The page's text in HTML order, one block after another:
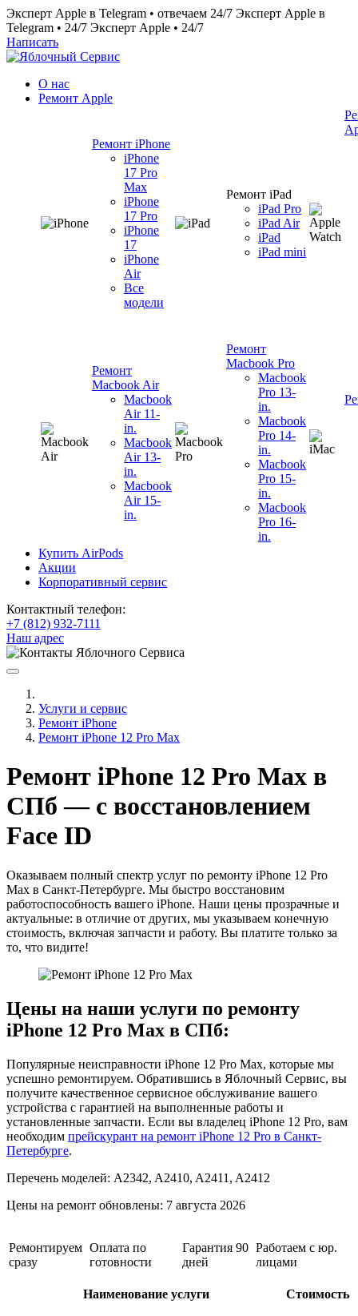
Эксперт Apple в Telegram • отвечаем 24/7 Эксперт Apple в
Telegram • 24/7 Эксперт Apple • 24/7
Написать
О нас
Ремонт Apple
Ремонт iPhone
iPhone
17 Pro
Max
iPhone
17 Pro
iPhone
17
iPhone
Air
Все
модели
Ремонт iPad
iPad Pro
iPad Air
iPad
iPad mini
Ремонт
Macbook Air
Macbook
Air 11-
in.
Macbook
Air 13-
in.
Macbook
Air 15-
in.
Ремонт
Macbook Pro
Macbook
Pro 13-
in.
Macbook
Pro 14-
in.
Macbook
Pro 15-
in.
Macbook
Pro 16-
in.
Купить AirPods
Акции
Корпоративный сервис
Контактный телефон:
+7 (812) 932-7111
Наш адрес
Услуги и сервис
Ремонт iPhone
Ремонт iPhone 12 Pro Max
Ремонт iPhone 12 Pro Max в
СПб — с восстановлением
Face ID
Оказываем полный спектр услуг по ремонту iPhone 12 Pro
Max в Санкт-Петербурге. Мы быстро восстановим
работоспособность вашего iPhone. Наши цены прозрачные и
актуальные: в отличие от других, мы указываем конечную
стоимость, включая запчасти и работу. Вы платите только за
то, что видите!
Цены на наши услуги по ремонту
iPhone 12 Pro Max в СПб:
Популярные неисправности iPhone 12 Pro Max, которые мы
успешно ремонтируем. Обратившись в Яблочный Сервис, вы
получите качественное сервисное обслуживание вашего
устройства c гарантией на выполненные работы и
установленные запчасти. Если вы владелец iPhone 12 Pro, вам
необходим прейскурант на ремонт iPhone 12 Pro в Санкт-
Петербурге.
Перечень моделей: A2342, A2410, A2411, A2412
Цены на ремонт обновлены: 7 августа 2026
Ремонтируем
сразу
Оплата по
готовности
Гарантия 90
дней
Работаем с юр.
лицами
Наименование услуги Стоимость